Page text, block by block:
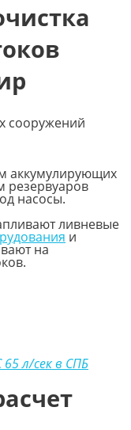
сооружений
аккумулирующих
насосы.
ливневые
и
на
л/сек в СПБ